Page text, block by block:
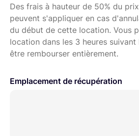
Des frais à hauteur de 50% du
peuvent s'appliquer en cas
du début de cette location. Vous
location dans les 3 heures
être rembourser entièrement.
Emplacement de récupération